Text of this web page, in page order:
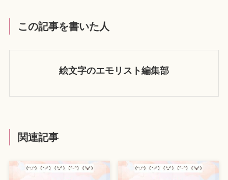
この記事を書いた人
絵文字のエモリスト編集部
関連記事